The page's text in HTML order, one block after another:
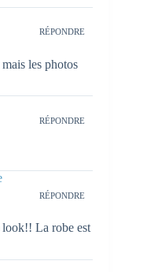
RÉPONDRE
les photos
RÉPONDRE
RÉPONDRE
look!! La robe est